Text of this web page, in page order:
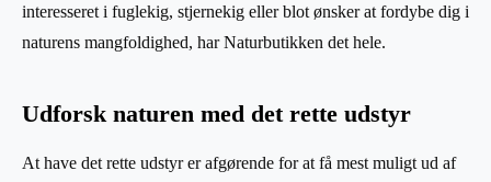
interesseret i fuglekig, stjernekig eller blot ønsker at fordybe dig i
naturens mangfoldighed, har Naturbutikken det hele.
Udforsk naturen med det rette udstyr
At have det rette udstyr er afgørende for at få mest muligt ud af